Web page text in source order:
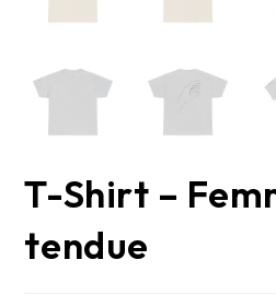
T-Shirt –
tendue